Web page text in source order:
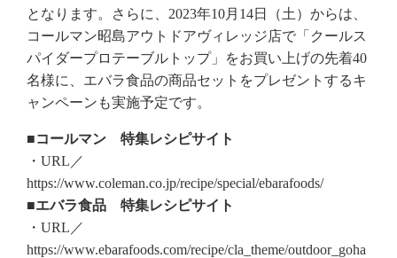
となります。さらに、2023年10月14日（土）からは、
コールマン昭島アウトドアヴィレッジ店で「クールス
パイダープロテーブルトップ」をお買い上げの先着40
名様に、エバラ食品の商品セットをプレゼントするキ
ャンペーンも実施予定です。
■コールマン 特集レシピサイト
・URL／
https://www.coleman.co.jp/recipe/special/ebarafoods/
■エバラ食品 特集レシピサイト
・URL／
https://www.ebarafoods.com/recipe/cla_theme/outdoor_goha